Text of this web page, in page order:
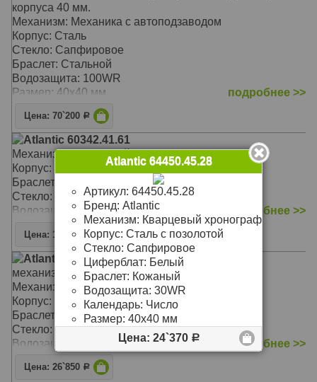
корпуса 40 мм.
Механизм: Механика с автоподзаводом
Корпус: Сталь
Стекло: Сапфировое
Браслет: Стальной
Водозащита: 100WR
Размер: 40х40 мм
подробнее >>
Цена: 70`200 Р
Atlantic 60342.41.61
Механизм: Кварцевый
Корпус: Сталь
Браслет: Кожаный
Стекло: Сапфировое
Водозащита: 30WR
подробнее >>
Цена: 13`630 Р
Atlantic 70366.41.21
механизм ETA 955.112
Механизм: Кварцевый
Корпус: Сталь
Браслет: Стальной
Стекло: Сапфировое
Водозащита: 100WR
подробнее >>
Цена: 26`850 Р
Atlantic 64450.45.28
Артикул: 64450.45.28
Бренд: Atlantic
Механизм: Кварцевый хронограф
Корпус: Сталь с позолотой
Стекло: Сапфировое
Циферблат: Белый
Браслет: Кожаный
Водозащита: 30WR
Календарь: Число
Размер: 40х40 мм
Цена: 24`370 Р